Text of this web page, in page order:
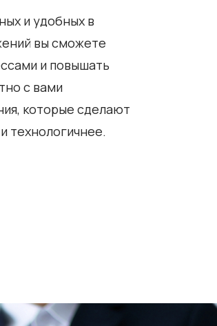
и удобных в
вы сможете
и повышать
с вами
которые сделают
технологичнее.